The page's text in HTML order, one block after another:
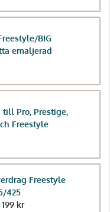
BIG
emaljerad
till Pro, Prestige,
Freestyle
Freestyle
425
199 kr